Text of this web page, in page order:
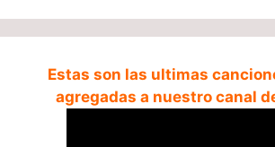
Estas son las ultimas
agregadas a nuestro canal